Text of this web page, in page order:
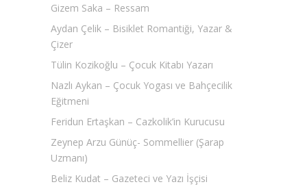
Gizem Saka – Ressam
Aydan Çelik – Bisiklet Romantiği, Yazar &
Çizer
Tülin Kozikoğlu – Çocuk Kitabı Yazarı
Nazlı Aykan – Çocuk Yogası ve Bahçecilik
Eğitmeni
Feridun Ertaşkan – Cazkolik’in Kurucusu
Zeynep Arzu Günüç- Sommellier (Şarap
Uzmanı)
Beliz Kudat – Gazeteci ve Yazı İşçisi